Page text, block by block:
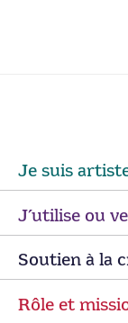
Je suis
J’utilise ou
Soutien à la
Rôle et